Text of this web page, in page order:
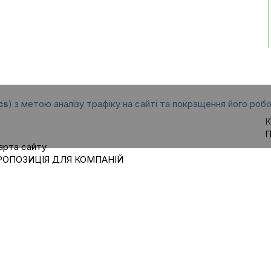
) з метою аналізу трафіку на сайті та покращення його
сайту
ДЛЯ КОМПАНІЙ